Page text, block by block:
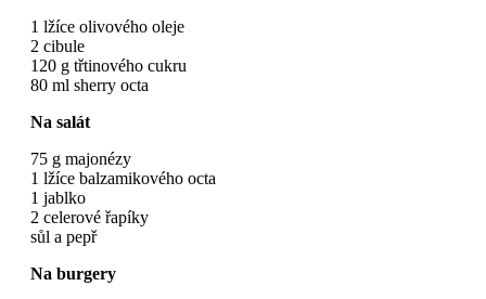
1 lžíce olivového oleje
2 cibule
120 g třtinového cukru
80 ml sherry octa
Na salát
75 g majonézy
1 lžíce balzamikového octa
1 jablko
2 celerové řapíky
sůl a pepř
Na burgery